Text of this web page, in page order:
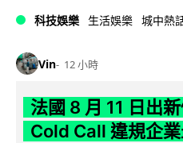
科技娛樂 生活娛樂 城中熱
Vin 12 小時
法國 8 月 11 日出
Cold Call 違規企